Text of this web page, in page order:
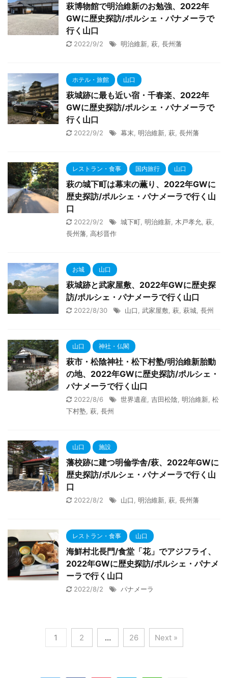
萩博物館で明治維新のお勉強、2022年
GWに歴史探訪/ポルシェ・パナメーラで
行く山口
2022/9/2 明治維新 萩 長州藩
ホテル・旅館 山口
萩城跡に最も近い宿・千春楽、2022年
GWに歴史探訪/ポルシェ・パナメーラで
行く山口
2022/9/2 幕末 明治維新 萩 長州藩
レストラン・食事 国内旅行 山口
萩の城下町は幕末の薫り、2022年GWに
歴史探訪/ポルシェ・パナメーラで行く山
口
2022/9/2 城下町 明治維新 木戸孝允 萩
長州藩 高杉晋作
お城 山口
萩城跡と武家屋敷、2022年GWに歴史探
訪/ポルシェ・パナメーラで行く山口
2022/8/30 山口 武家屋敷 萩 萩城 長州
山口 神社・仏閣
萩市・松陰神社・松下村塾/明治維新胎動
の地、2022年GWに歴史探訪/ポルシェ・
パナメーラで行く山口
2022/8/6 世界遺産 吉田松陰 明治維新 松
下村塾 萩 長州
山口 施設
藩校跡に建つ明倫学舎/萩、2022年GWに
歴史探訪/ポルシェ・パナメーラで行く山
口
2022/8/2 山口 明治維新 萩 長州藩
レストラン・食事 山口
海鮮村北長門/食堂「花」でアジフライ、
2022年GWに歴史探訪/ポルシェ・パナメ
ーラで行く山口
2022/8/2 パナメーラ
1 2 … 26 Next »